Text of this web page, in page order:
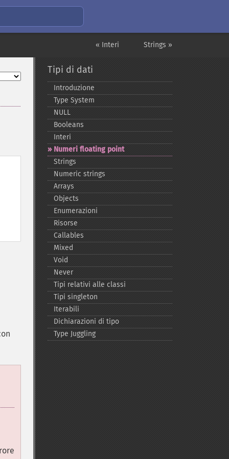
Strings »
« Interi
Tipi di dati
Introduzione
Type System
NULL
Booleans
Interi
Numeri floating point
Strings
Numeric strings
Arrays
Objects
Enumerazioni
Risorse
Callables
Mixed
Void
Never
Tipi relativi alle classi
Tipi singleton
Iterabili
Dichiarazioni di tipo
Type Juggling